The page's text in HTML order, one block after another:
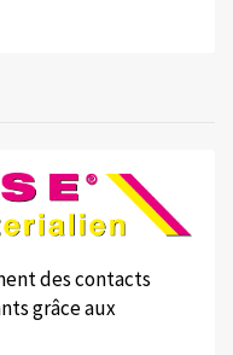
des contacts
grâce aux